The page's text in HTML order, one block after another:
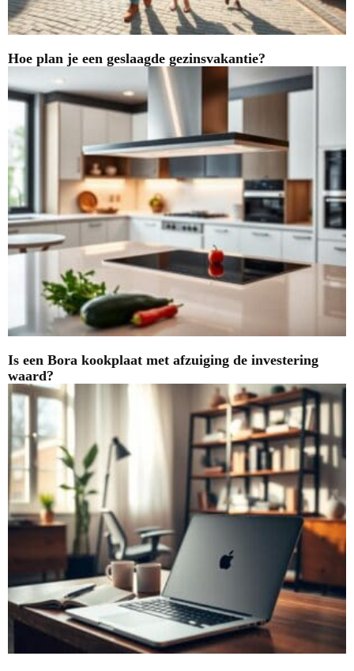
Hoe plan je een geslaagde gezinsvakantie?
Is een Bora kookplaat met afzuiging de investering
waard?